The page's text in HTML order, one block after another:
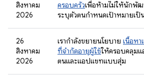
สิงหาคม
2026
ครอบครัวเพื่อห้ามไม่ให้นักพั
ระบุตัวตนกำหนดเป้าหมายเป็
26
สิงหาคม
2026
เรากำลังขยายนโยบาย เนื้อห
ที่จำกัดอายุผู้ใช้ให้ครอบคลุม
ตนและแอปแชทแบบสุ่ม